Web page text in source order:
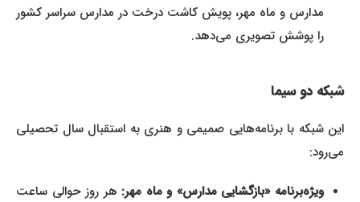
مدارس و ماه مهر، پویش کاشت درخت در مدارس سراسر کشور
را پوشش تصویری می‌دهد.
شبکه دو سیما
این شبکه با برنامه‌هایی صمیمی و هنری به استقبال سال تحصیلی
می‌رود:
ویژه‌برنامه «بازگشایی مدارس» و ماه مهر:هر روز حوالی ساعت